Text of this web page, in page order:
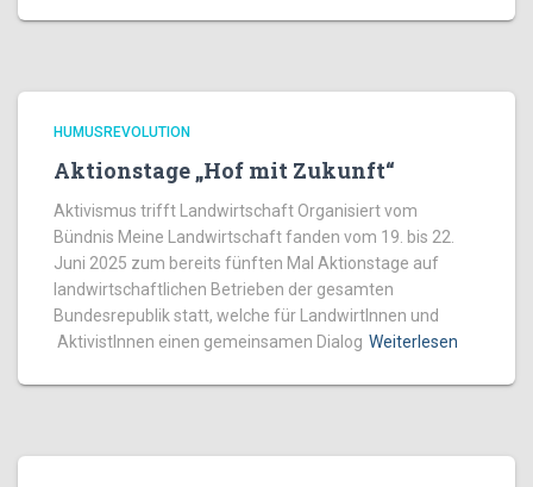
HUMUSREVOLUTION
Aktionstage „Hof mit Zukunft“
Aktivismus trifft Landwirtschaft Organisiert vom
Bündnis Meine Landwirtschaft fanden vom 19. bis 22.
Juni 2025 zum bereits fünften Mal Aktionstage auf
landwirtschaftlichen Betrieben der gesamten
Bundesrepublik statt, welche für LandwirtInnen und
AktivistInnen einen gemeinsamen Dialog Weiterlesen